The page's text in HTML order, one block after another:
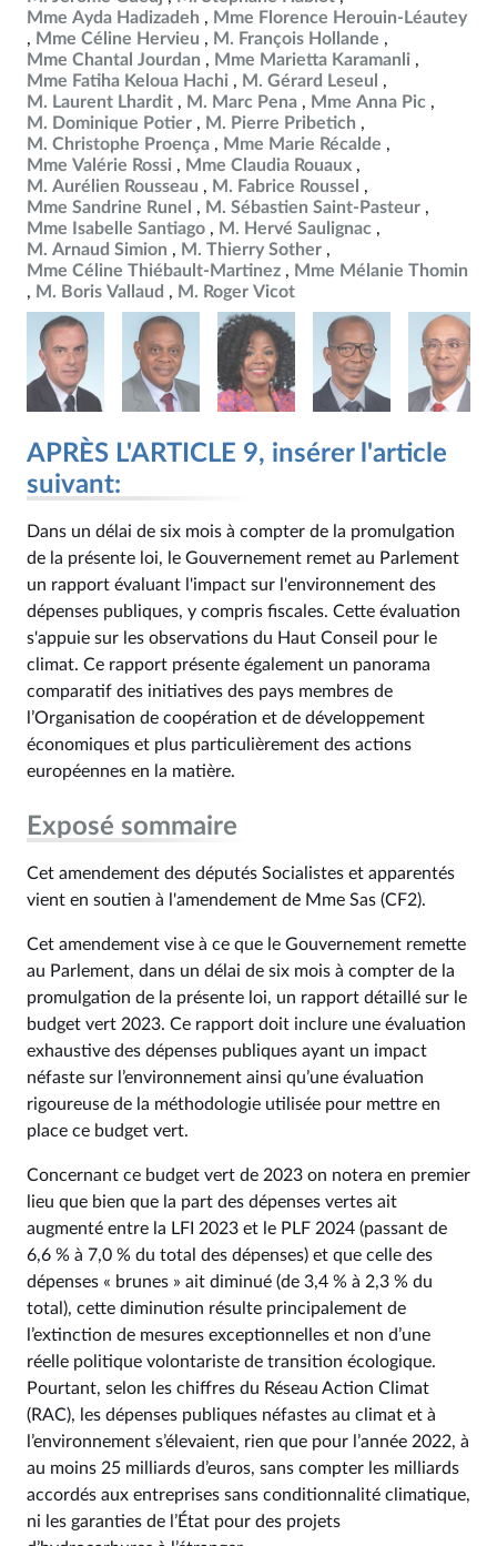
Mme Ayda Hadizadeh
Mme Florence Herouin-Léautey
Mme Céline Hervieu
M. François Hollande
Mme Chantal Jourdan
Mme Marietta Karamanli
Mme Fatiha Keloua Hachi
M. Gérard Leseul
M. Laurent Lhardit
M. Marc Pena
Mme Anna Pic
M. Dominique Potier
M. Pierre Pribetich
M. Christophe Proença
Mme Marie Récalde
Mme Valérie Rossi
Mme Claudia Rouaux
M. Aurélien Rousseau
M. Fabrice Roussel
Mme Sandrine Runel
M. Sébastien Saint-Pasteur
Mme Isabelle Santiago
M. Hervé Saulignac
M. Arnaud Simion
M. Thierry Sother
Mme Céline Thiébault-Martinez
Mme Mélanie Thomin
M. Boris Vallaud
M. Roger Vicot
APRÈS L'ARTICLE 9, insérer l'article
suivant:
Dans un délai de six mois à compter de la promulgation
de la présente loi, le Gouvernement remet au Parlement
un rapport évaluant l'impact sur l'environnement des
dépenses publiques, y compris fiscales. Cette évaluation
s'appuie sur les observations du Haut Conseil pour le
climat. Ce rapport présente également un panorama
comparatif des initiatives des pays membres de
l’Organisation de coopération et de développement
économiques et plus particulièrement des actions
européennes en la matière.
Exposé sommaire
Cet amendement des députés Socialistes et apparentés
vient en soutien à l'amendement de Mme Sas (CF2).
Cet amendement vise à ce que le Gouvernement remette
au Parlement, dans un délai de six mois à compter de la
promulgation de la présente loi, un rapport détaillé sur le
budget vert 2023. Ce rapport doit inclure une évaluation
exhaustive des dépenses publiques ayant un impact
néfaste sur l’environnement ainsi qu’une évaluation
rigoureuse de la méthodologie utilisée pour mettre en
place ce budget vert.
Concernant ce budget vert de 2023 on notera en premier
lieu que bien que la part des dépenses vertes ait
augmenté entre la LFI 2023 et le PLF 2024 (passant de
6,6 % à 7,0 % du total des dépenses) et que celle des
dépenses « brunes » ait diminué (de 3,4 % à 2,3 % du
total), cette diminution résulte principalement de
l’extinction de mesures exceptionnelles et non d’une
réelle politique volontariste de transition écologique.
Pourtant, selon les chiffres du Réseau Action Climat
(RAC), les dépenses publiques néfastes au climat et à
l’environnement s’élevaient, rien que pour l’année 2022, à
au moins 25 milliards d’euros, sans compter les milliards
accordés aux entreprises sans conditionnalité climatique,
ni les garanties de l’État pour des projets